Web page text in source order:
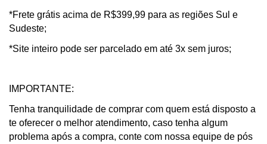
*Frete grátis acima de R$399,99 para as regiões Sul e
Sudeste;
*Site inteiro pode ser parcelado em até 3x sem juros;
IMPORTANTE:
Tenha tranquilidade de comprar com quem está disposto a
te oferecer o melhor atendimento, caso tenha algum
problema após a compra, conte com nossa equipe de pós